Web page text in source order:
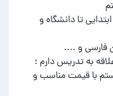
تا دانشگاه و
به تدریس دارم ؛
با قیمت مناسب و